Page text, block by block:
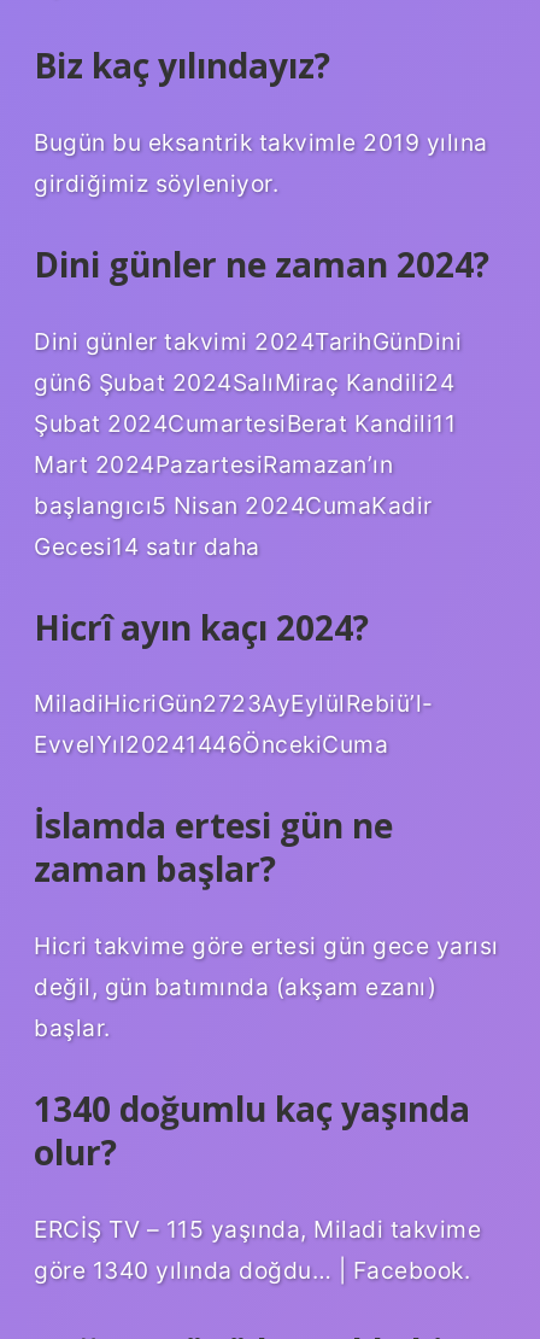
Biz kaç yılındayız?
Bugün bu eksantrik takvimle 2019 yılına
girdiğimiz söyleniyor.
Dini günler ne zaman 2024?
Dini günler takvimi 2024TarihGünDini
gün6 Şubat 2024SalıMiraç Kandili24
Şubat 2024CumartesiBerat Kandili11
Mart 2024PazartesiRamazan’ın
başlangıcı5 Nisan 2024CumaKadir
Gecesi14 satır daha
Hicrî ayın kaçı 2024?
MiladiHicriGün2723AyEylülRebiü’l-
EvvelYıl20241446ÖncekiCuma
İslamda ertesi gün ne
zaman başlar?
Hicri takvime göre ertesi gün gece yarısı
değil, gün batımında (akşam ezanı)
başlar.
1340 doğumlu kaç yaşında
olur?
ERCİŞ TV – 115 yaşında, Miladi takvime
göre 1340 yılında doğdu… | Facebook.